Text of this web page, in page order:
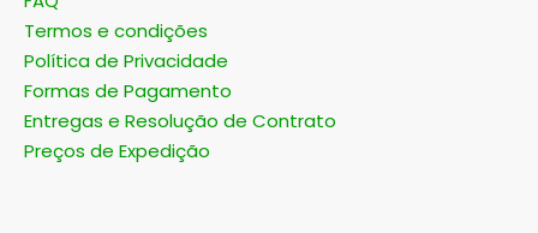
FAQ
Termos e condições
Formas de Pagamento
Entregas e Resolução de Contrato
Preços de Expedição